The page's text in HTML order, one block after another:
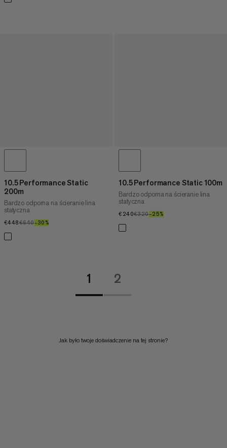
10.5 Performance Static
200m
Bardzo odporna na ścieranie lina
statyczna
€448€448
€640€640
–30%
10.5 Performance Static 100m
Bardzo odporna na ścieranie lina
statyczna
€240€240
€320€320
–25%
1 2
Jak było twoje doświadczenie na tej stronie?